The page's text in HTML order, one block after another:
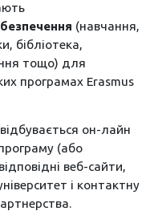
(навчання,
бібліотека,
тощо) для
програмах Erasmus
он-лайн
(або
веб-сайти,
і контактну